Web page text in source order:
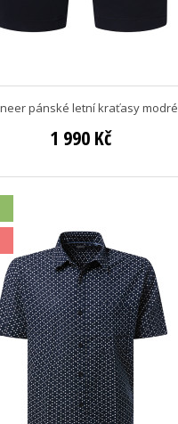
pánské letní kraťasy modré
1 990 Kč